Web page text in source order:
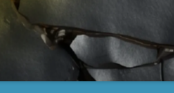
incendiaria! Es un honor